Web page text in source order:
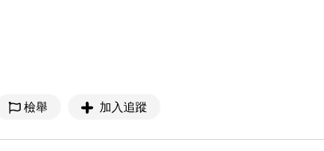
檢舉 加入追蹤